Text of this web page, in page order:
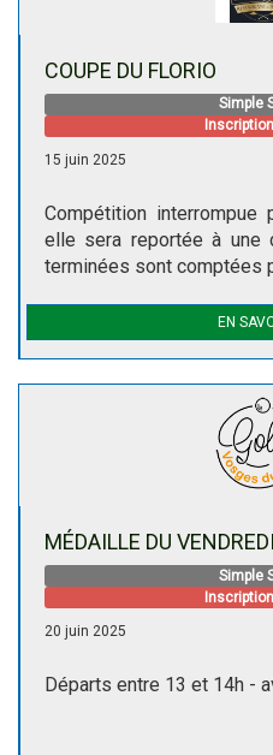
COUPE DU FLORIO
Simple
15 juin 2025
Compétition
elle sera reportée à une
terminées sont comptées
EN
MÉDAILLE DU VENDREDI
Simple
20 juin 2025
Départs entre 13 et 14h -